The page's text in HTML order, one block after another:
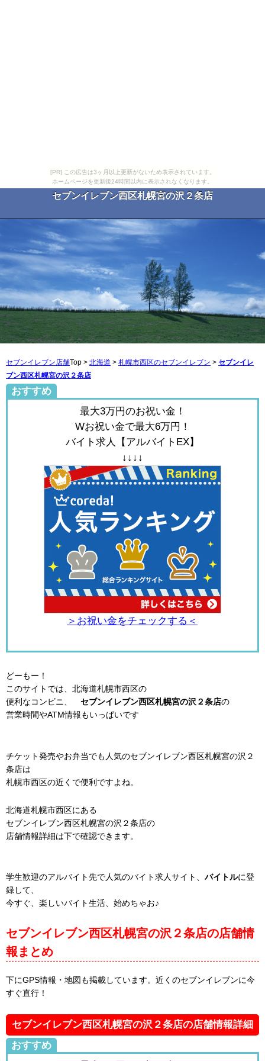
[PR] この広告は3ヶ月以上更新がないため表示されています。
ホームページを更新後24時間以内に表示されなくなります。
セブンイレブン西区札幌宮の沢２条店
セブンイレブン店舗Top > 北海道 > 札幌市西区のセブンイレブン > セブンイレ
ブン西区札幌宮の沢２条店
おすすめ
最大3万円のお祝い金！
Wお祝い金で最大6万円！
バイト求人【アルバイトEX】
↓↓↓↓
＞お祝い金をチェックする＜
どーもー！
このサイトでは、北海道札幌市西区の
便利なコンビニ、 セブンイレブン西区札幌宮の沢２条店の
営業時間やATM情報もいっぱいです
チケット発売やお弁当でも人気のセブンイレブン西区札幌宮の沢２
条店は
札幌市西区の近くで便利ですよね。
北海道札幌市西区にある
セブンイレブン西区札幌宮の沢２条店の
店舗情報詳細は下で確認できます。
学生歓迎のアルバイト先で人気のバイト求人サイト、 バイトルに登
録して、
今すぐ、楽しいバイト生活、始めちゃお♪
セブンイレブン西区札幌宮の沢２条店の店舗情
報まとめ
下にGPS情報・地図も掲載しています。近くのセブンイレブンに今
すぐ直行！
セブンイレブン西区札幌宮の沢２条店の店舗情報詳細
おすすめ